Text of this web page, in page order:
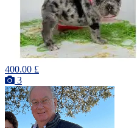
400.00 £
3